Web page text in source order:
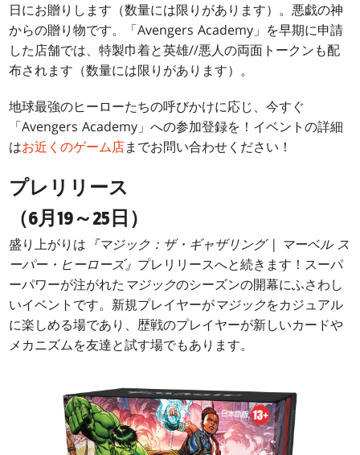
日にお贈りします（数量には限りがあります）。悪戯の神
からの贈り物です。「Avengers Academy」を早期に申請
した店舗では、特製巾着と英雄//悪人の両面トークンも配
布されます（数量には限りがあります）。
地球最強のヒーローたちの呼びかけに応じ、今すぐ
「Avengers Academy」への参加登録を！イベントの詳細
はお近くのゲーム店までお問い合わせください！
プレリリース
（6月19～25日）
盛り上がりは 『マジック：ザ・ギャザリング | マーベル ス
ーパー・ヒーローズ』 プレリリースへと続きます！スーパ
ーパワーが注がれた マジックのシーズンの開幕にふさわし
いイベントです。新規プレイヤーがマジックをカジュアル
に楽しめる場であり、歴戦のプレイヤーが新しいカードや
メカニズムを友達と試す場でもあります。